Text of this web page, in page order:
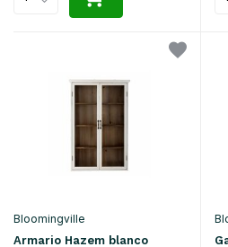
Bloomingville
Armario Hazem blanco